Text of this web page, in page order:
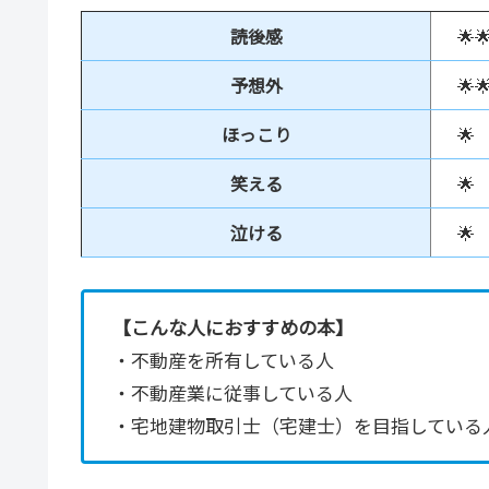
読後感
予想外
ほっこり
🌟
笑える
🌟
泣ける
🌟
【こんな人におすすめの本】
・不動産を所有している人
・不動産業に従事している人
・宅地建物取引士（宅建士）を目指している